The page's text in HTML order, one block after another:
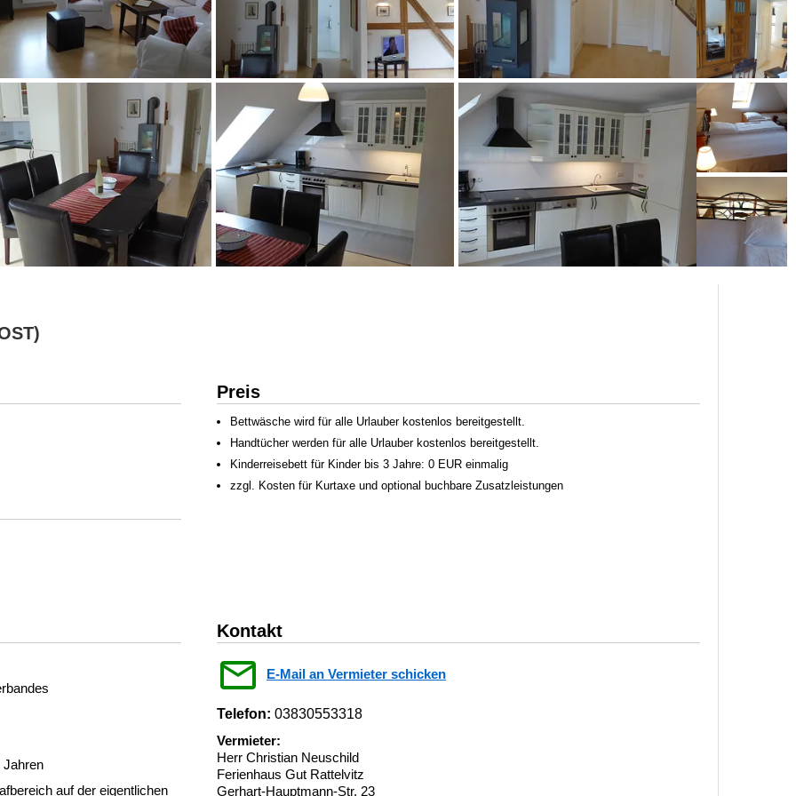
Preis
Bettwäsche wird für alle Urlauber kostenlos bereitgestellt.
Handtücher werden für alle Urlauber kostenlos bereitgestellt.
Kinderreisebett für Kinder bis 3 Jahre: 0 EUR einmalig
zzgl. Kosten für Kurtaxe und optional buchbare Zusatzleistungen
Jahren
auf der eigentlichen
Kontakt
E-Mail an Vermieter schicken
Telefon: 03830553318
Vermieter:
Herr Christian Neuschild
Ferienhaus Gut Rattelvitz
Gerhart-Hauptmann-Str. 23